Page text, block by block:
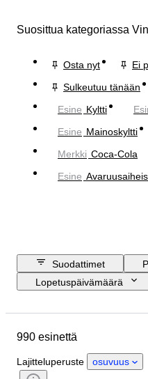
Suosittua kategoriassa
Osta nyt
Ei
Sulkeutuu tänään
Esine Kyltti
Esine Mainoskyltti
Merkki Coca-Cola
Esine
Suodattimet
Lopetuspäivämäärä
Materiaali
Allekirjoitus
990 esinettä
Lajitteluperuste osuvuus